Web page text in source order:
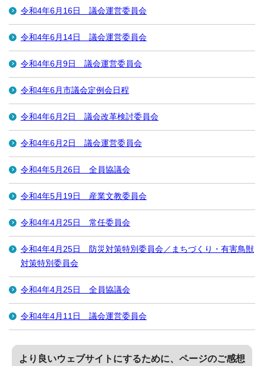
令和4年6月16日 議会運営委員会
令和4年6月14日 議会運営委員会
令和4年6月9日 議会運営委員会
令和4年6月市議会定例会日程
令和4年6月2日 議会改革検討委員会
令和4年6月2日 議会運営委員会
令和4年5月26日 全員協議会
令和4年5月19日 産業文教委員会
令和4年4月25日 常任委員会
令和4年4月25日 防災対策特別委員会／まちづくり・有害鳥獣
対策特別委員会
令和4年4月25日 全員協議会
令和4年4月11日 議会運営委員会
より良いウェブサイトにするために、ページのご感想